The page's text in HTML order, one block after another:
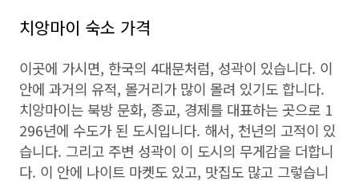
치앙마이 숙소 가격
이곳에 가시면, 한국의 4대문처럼, 성곽이 있습니다. 이
안에 과거의 유적, 몰거리가 많이 몰려 있기도 합니다.
치앙마이는 북방 문화, 종교, 경제를 대표하는 곳으로 1
296년에 수도가 된 도시입니다. 해서, 천년의 고적이 있
습니다. 그리고 주변 성곽이 이 도시의 무게감을 더합니
다. 이 안에 나이트 마켓도 있고, 맛집도 많고 그렇습니